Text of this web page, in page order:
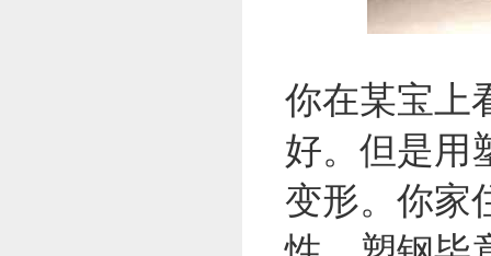
你在某宝上
好。但是用
变形。你家